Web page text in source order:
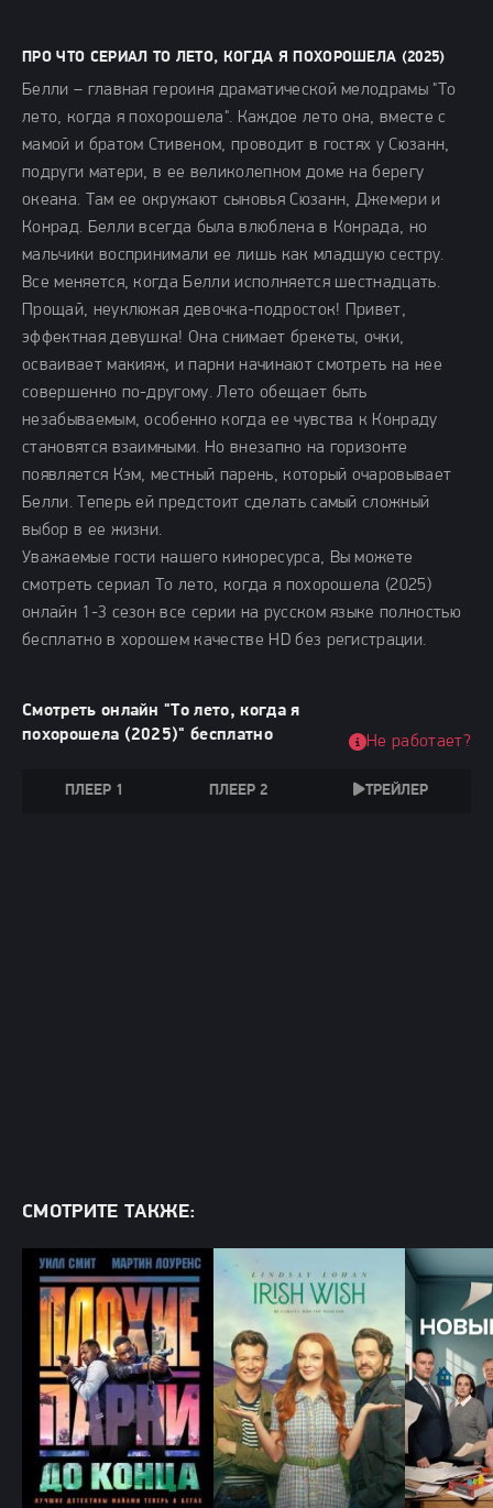
ПРО ЧТО СЕРИАЛ ТО ЛЕТО, КОГДА Я ПОХОРОШЕЛА (2025)
Белли – главная героиня драматической мелодрамы "То
лето, когда я похорошела". Каждое лето она, вместе с
мамой и братом Стивеном, проводит в гостях у Сюзанн,
подруги матери, в ее великолепном доме на берегу
океана. Там ее окружают сыновья Сюзанн, Джемери и
Конрад. Белли всегда была влюблена в Конрада, но
мальчики воспринимали ее лишь как младшую сестру.
Все меняется, когда Белли исполняется шестнадцать.
Прощай, неуклюжая девочка-подросток! Привет,
эффектная девушка! Она снимает брекеты, очки,
осваивает макияж, и парни начинают смотреть на нее
совершенно по-другому. Лето обещает быть
незабываемым, особенно когда ее чувства к Конраду
становятся взаимными. Но внезапно на горизонте
появляется Кэм, местный парень, который очаровывает
Белли. Теперь ей предстоит сделать самый сложный
выбор в ее жизни.
Уважаемые гости нашего киноресурса, Вы можете
смотреть сериал То лето, когда я похорошела (2025)
онлайн 1-3 сезон все серии на русском языке полностью
бесплатно в хорошем качестве HD без регистрации.
Смотреть онлайн "То лето, когда я
похорошела (2025)" бесплатно
ПЛЕЕР 1 ПЛЕЕР 2 ТРЕЙЛЕР
Не работает?
СМОТРИТЕ ТАКЖЕ: